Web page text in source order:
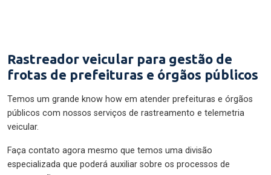
Rastreador veicular para gestão de
frotas de prefeituras e órgãos públicos
Temos um grande know how em atender prefeituras e órgãos
públicos com nossos serviços de rastreamento e telemetria
veicular.
Faça contato agora mesmo que temos uma divisão
especializada que poderá auxiliar sobre os processos de